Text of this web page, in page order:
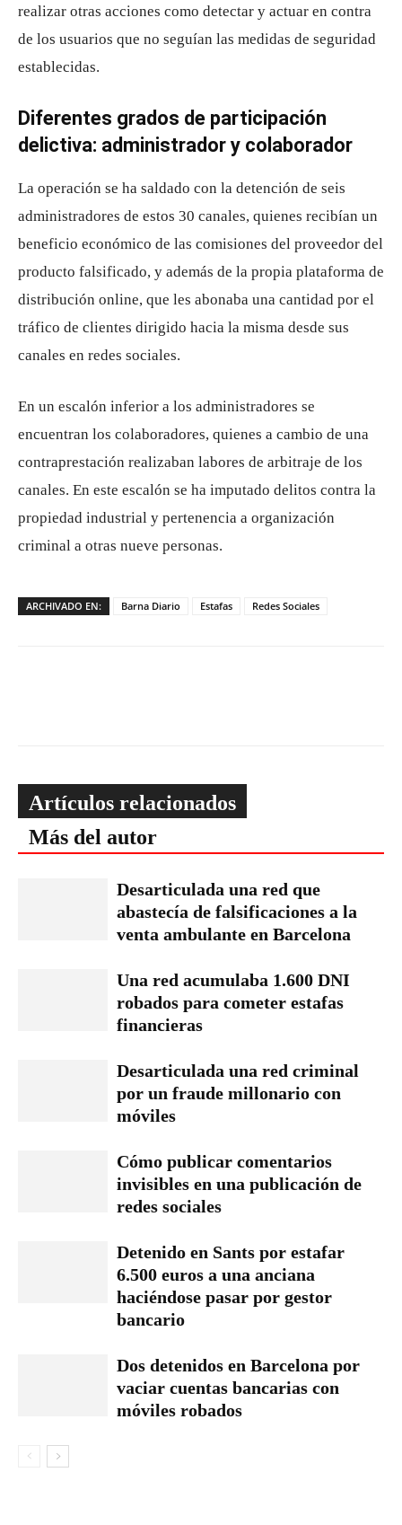
realizar otras acciones como detectar y actuar en contra
de los usuarios que no seguían las medidas de seguridad
establecidas.
Diferentes grados de participación
delictiva: administrador y colaborador
La operación se ha saldado con la detención de seis
administradores de estos 30 canales, quienes recibían un
beneficio económico de las comisiones del proveedor del
producto falsificado, y además de la propia plataforma de
distribución online, que les abonaba una cantidad por el
tráfico de clientes dirigido hacia la misma desde sus
canales en redes sociales.
En un escalón inferior a los administradores se
encuentran los colaboradores, quienes a cambio de una
contraprestación realizaban labores de arbitraje de los
canales. En este escalón se ha imputado delitos contra la
propiedad industrial y pertenencia a organización
criminal a otras nueve personas.
ARCHIVADO EN: Barna Diario Estafas Redes Sociales
Artículos relacionados
Más del autor
Desarticulada una red que
abastecía de falsificaciones a la
venta ambulante en Barcelona
Una red acumulaba 1.600 DNI
robados para cometer estafas
financieras
Desarticulada una red criminal
por un fraude millonario con
móviles
Cómo publicar comentarios
invisibles en una publicación de
redes sociales
Detenido en Sants por estafar
6.500 euros a una anciana
haciéndose pasar por gestor
bancario
Dos detenidos en Barcelona por
vaciar cuentas bancarias con
móviles robados